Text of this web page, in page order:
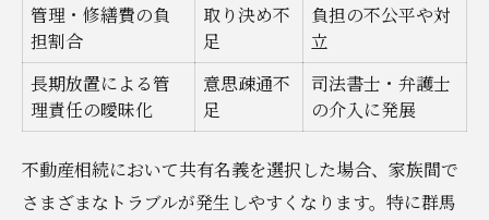
管理・修繕費の負
担割合
取り決め不
足
負担の不公平や対
立
長期放置による管
理責任の曖昧化
意思疎通不
足
司法書士・弁護士
の介入に発展
不動産相続において共有名義を選択した場合、家族間で
さまざまなトラブルが発生しやすくなります。特に群馬